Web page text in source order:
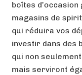
boîtes
magasins de
qui réduira vos
investir dans des
qui non
mais serviront